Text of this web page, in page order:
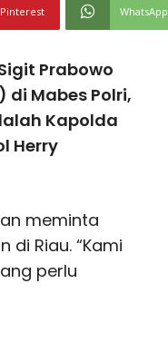
Pinterest WhatsApp
Prabowo
Mabes Polri,
Kapolda
Herry
meminta
Riau. “Kami
perlu